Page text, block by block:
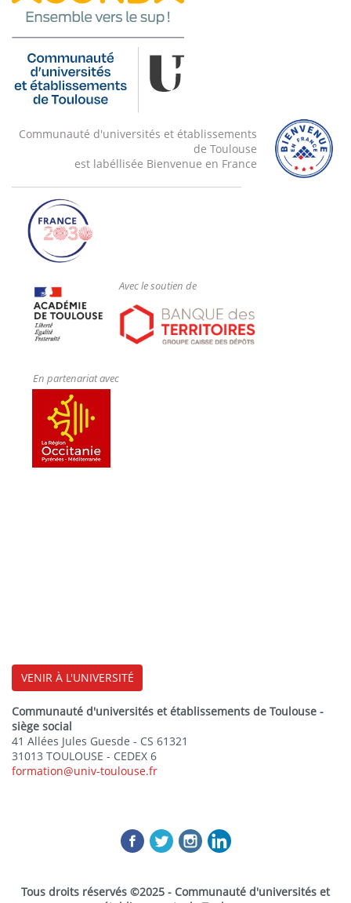
Communauté d'universités et établissements
de Toulouse
est labéllisée Bienvenue en France
Avec le soutien de
En partenariat avec
VENIR À L'UNIVERSITÉ
Communauté d'universités et établissements de Toulouse -
siège social
41 Allées Jules Guesde - CS 61321
31013 TOULOUSE - CEDEX 6
formation@univ-toulouse.fr
Tous droits réservés ©2025 - Communauté d'universités et